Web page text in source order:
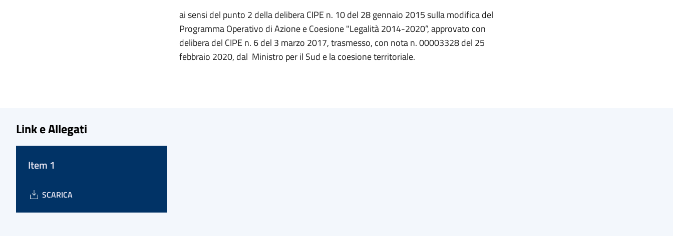
ai sensi del punto 2 della delibera CIPE n. 10 del 28 gennaio 2015 sulla modifica del
Programma Operativo di Azione e Coesione "Legalità 2014-2020”, approvato con
delibera del CIPE n. 6 del 3 marzo 2017, trasmesso, con nota n. 00003328 del 25
febbraio 2020, dal Ministro per il Sud e la coesione territoriale.
Link e Allegati
Item 1
SCARICA